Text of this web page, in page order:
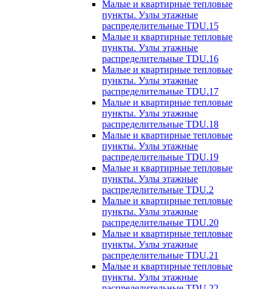
Малые и квартирные тепловые
пункты. Узлы этажные
распределительные TDU.15
Малые и квартирные тепловые
пункты. Узлы этажные
распределительные TDU.16
Малые и квартирные тепловые
пункты. Узлы этажные
распределительные TDU.17
Малые и квартирные тепловые
пункты. Узлы этажные
распределительные TDU.18
Малые и квартирные тепловые
пункты. Узлы этажные
распределительные TDU.19
Малые и квартирные тепловые
пункты. Узлы этажные
распределительные TDU.2
Малые и квартирные тепловые
пункты. Узлы этажные
распределительные TDU.20
Малые и квартирные тепловые
пункты. Узлы этажные
распределительные TDU.21
Малые и квартирные тепловые
пункты. Узлы этажные